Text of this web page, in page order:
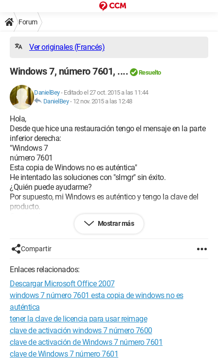
Forum
Ver originales (Francés)
Windows 7, número 7601, .... Resuelto
DanielBey- Editado el 27 oct. 2015 a las 11:44
DanielBey- 12 nov. 2015 a las 12:48
Hola,
Desde que hice una restauración tengo el mensaje en la parte
inferior derecha:
"Windows 7
número 7601
Esta copia de Windows no es auténtica"
He intentado las soluciones con "slmgr" sin éxito.
¿Quién puede ayudarme?
Por supuesto, mi Windows es auténtico y tengo la clave del
producto.
Configuración:
Mostrar más
Compartir
Enlaces relacionados:
Descargar Microsoft Office 2007
windows 7 número 7601 esta copia de windows no es
auténtica
tener la clave de licencia para usar reimage
clave de activación windows 7 número 7600
clave de activación de Windows 7 número 7601
clave de Windows 7 número 7601